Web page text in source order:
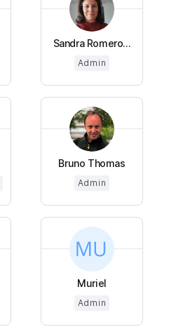
Sandra Romero...
Admin
Bruno Thomas
Admin
Muriel
Admin